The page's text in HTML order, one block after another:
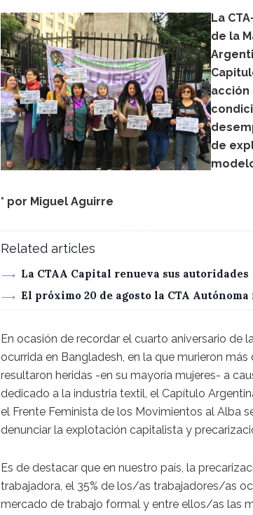
La
de la
acción
de
* por Miguel Aguirre
Related articles
La CTAA Capital renueva sus autoridades
El próximo 20 de agosto la CTA
En ocasión de recordar el cuarto aniversario de
ocurrida en Bangladesh, en la que murieron
resultaron heridas -en su mayoría mujeres- a
dedicado a la industria textil, el Capítulo
el Frente Feminista de los Movimientos al Alba
denunciar la explotación capitalista y
Es de destacar que en nuestro país, la
trabajadora, el 35% de los/as trabajadores/as
mercado de trabajo formal y entre ellos/as las